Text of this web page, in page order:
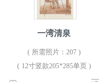
一湾清泉
( 所需照片：207 )
( 12寸竖款205*285单页 )